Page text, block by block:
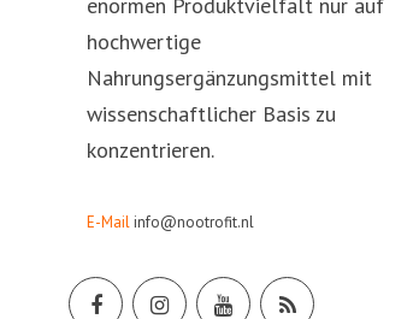
hochwertige
Nahrungsergänzungsmittel mit
wissenschaftlicher Basis zu
konzentrieren.
E-Mailinfo@nootrofit.nl